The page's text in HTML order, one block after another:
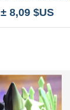
± 8,09 $US